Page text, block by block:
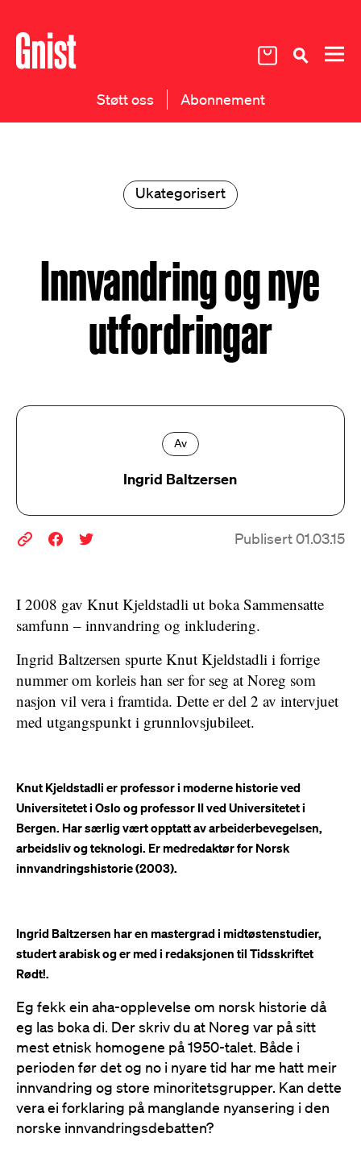
Støtt oss Abonnement
Ukategorisert
Innvandring og nye
utfordringar
Av
Ingrid Baltzersen
Publisert 01.03.15
I 2008 gav Knut Kjeldstadli ut boka Sammensatte
samfunn – innvandring og inkludering.
Ingrid Baltzersen spurte Knut Kjeldstadli i forrige
nummer om korleis han ser for seg at Noreg som
nasjon vil vera i framtida. Dette er del 2 av intervjuet
med utgangspunkt i grunnlovsjubileet.
Knut Kjeldstadli er professor i moderne historie ved
Universitetet i Oslo og professor II ved Universitetet i
Bergen. Har særlig vært opptatt av arbeiderbevegelsen,
arbeidsliv og teknologi. Er medredaktør for Norsk
innvandringshistorie (2003).
Ingrid Baltzersen har en mastergrad i midtøstenstudier,
studert arabisk og er med i redaksjonen til Tidsskriftet
Rødt!.
Eg fekk ein aha-opplevelse om norsk historie då
eg las boka di. Der skriv du at Noreg var på sitt
mest etnisk homogene på 1950-talet. Både i
perioden før det og no i nyare tid har me hatt meir
innvandring og store minoritetsgrupper. Kan dette
vera ei forklaring på manglande nyansering i den
norske innvandringsdebatten?